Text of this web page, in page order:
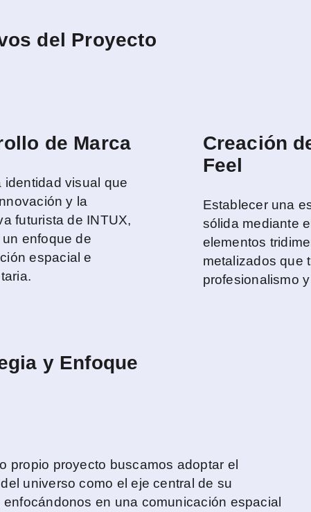
del Proyecto
de Marca
identidad visual que
y la
futurista de INTUX,
enfoque de
espacial e
Creación
Feel
Establecer una
sólida mediante
elementos
metalizados que
profesionalismo
y Enfoque
propio proyecto buscamos adoptar el
universo como el eje central de su
enfocándonos en una comunicación espacial